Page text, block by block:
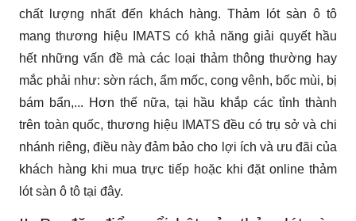
chất lượng nhất đến khách hàng. Thảm lót sàn ô tô
mang thương hiệu IMATS có khả năng giải quyết hầu
hết những vấn đề mà các loại thảm thông thường hay
mắc phải như: sờn rách, ẩm mốc, cong vênh, bốc mùi, bị
bám bẩn,... Hơn thế nữa, tại hầu khắp các tỉnh thành
trên toàn quốc, thương hiệu IMATS đều có trụ sở và chi
nhánh riêng, điều này đảm bảo cho lợi ích và ưu đãi của
khách hàng khi mua trực tiếp hoặc khi đặt online thảm
lót sàn ô tô tại đây.